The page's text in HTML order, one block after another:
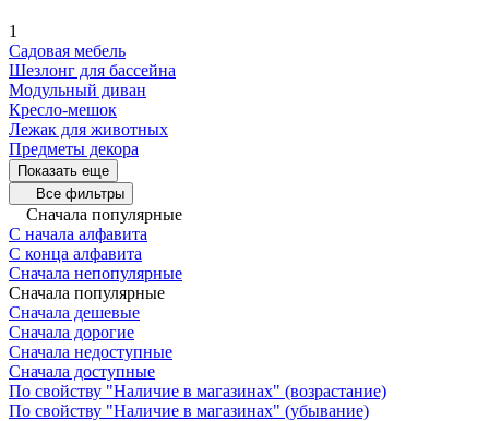
1
Садовая мебель
Шезлонг для бассейна
Модульный диван
Кресло-мешок
Лежак для животных
Предметы декора
Показать еще
Все фильтры
Сначала популярные
С начала алфавита
С конца алфавита
Сначала непопулярные
Сначала популярные
Сначала дешевые
Сначала дорогие
Сначала недоступные
Сначала доступные
По свойству "Наличие в магазинах" (возрастание)
По свойству "Наличие в магазинах" (убывание)